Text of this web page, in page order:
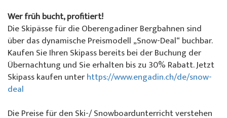
Wer früh bucht, profitiert!
Die Skipässe für die Oberengadiner Bergbahnen sind
über das dynamische Preismodell „Snow-Deal“ buchbar.
Kaufen Sie Ihren Skipass bereits bei der Buchung der
Übernachtung und Sie erhalten bis zu 30% Rabatt. Jetzt
Skipass kaufen unterhttps://www.engadin.ch/de/snow-
deal
Die Preise für den Ski-/ Snowboardunterricht verstehen